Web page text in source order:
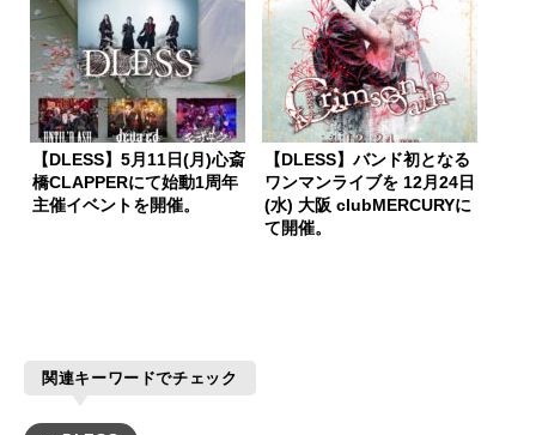
【DLESS】5月11日(月)心斎
橋CLAPPERにて始動1周年
主催イベントを開催。
【DLESS】バンド初となる
ワンマンライブを 12月24日
(水) 大阪 clubMERCURYに
て開催。
関連キーワードでチェック